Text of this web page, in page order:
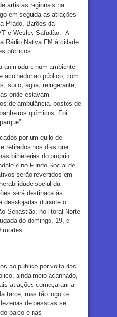
artistas regionais na
em seguida as atrações
Prado, Barões da
e Wesley Safadão. A
Rádio Nativa FM à cidade
públicos.
animada e num ambiente
acolhedor ao público, com
suco, água, refrigerante,
onde estavam
de ambulância, postos de
químicos. Foi
por um quilo de
retirados nos dias que
bilheterias do próprio
e no Fundo Social de
serão revertidos em
social da
será destinada às
desalojadas durante o
Sebastião, no litoral Norte
do domingo, 19, e
ao público por volta das
ainda meio acanhado,
atrações começaram a
tarde, mas tão logo os
de pessoas se
palco e nas